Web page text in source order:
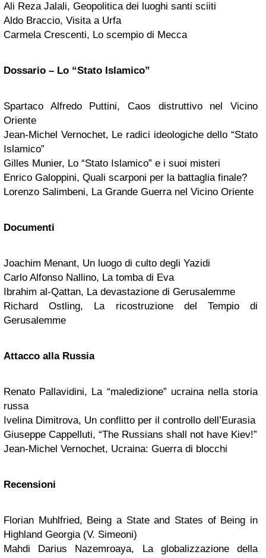
Ali Reza Jalali, Geopolitica dei luoghi santi sciiti
Aldo Braccio, Visita a Urfa
Carmela Crescenti, Lo scempio di Mecca
Dossario – Lo “Stato Islamico”
Spartaco Alfredo Puttini, Caos distruttivo nel Vicino
Oriente
Jean-Michel Vernochet, Le radici ideologiche dello “Stato
Islamico”
Gilles Munier, Lo “Stato Islamico” e i suoi misteri
Enrico Galoppini, Quali scarponi per la battaglia finale?
Lorenzo Salimbeni, La Grande Guerra nel Vicino Oriente
Documenti
Joachim Menant, Un luogo di culto degli Yazidi
Carlo Alfonso Nallino, La tomba di Eva
Ibrahim al-Qattan, La devastazione di Gerusalemme
Richard Ostling, La ricostruzione del Tempio di
Gerusalemme
Attacco alla Russia
Renato Pallavidini, La “maledizione” ucraina nella storia
russa
Ivelina Dimitrova, Un conflitto per il controllo dell’Eurasia
Giuseppe Cappelluti, “The Russians shall not have Kiev!”
Jean-Michel Vernochet, Ucraina: Guerra di blocchi
Recensioni
Florian Muhlfried, Being a State and States of Being in
Highland Georgia (V. Simeoni)
Mahdi Darius Nazemroaya, La globalizzazione della